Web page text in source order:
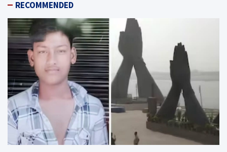
RECOMMENDED